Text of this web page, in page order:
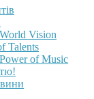
Vision
Talents
of Music